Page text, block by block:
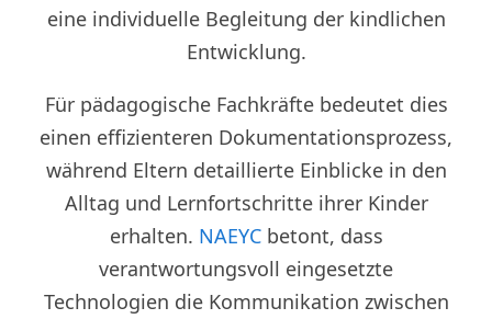
eine individuelle Begleitung der kindlichen
Entwicklung.
Für pädagogische Fachkräfte bedeutet dies
einen effizienteren Dokumentationsprozess,
während Eltern detaillierte Einblicke in den
Alltag und Lernfortschritte ihrer Kinder
erhalten. NAEYCbetont, dass
verantwortungsvoll eingesetzte
Technologien die Kommunikation zwischen